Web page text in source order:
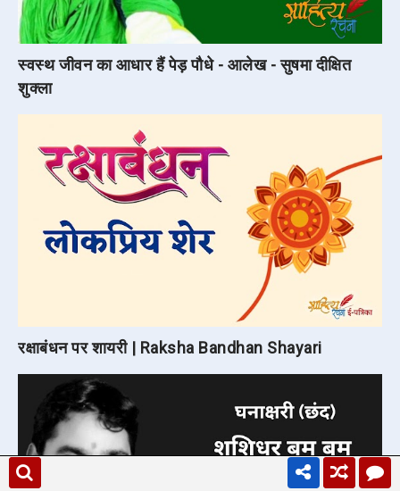
स्वस्थ जीवन का आधार हैं पेड़ पौधे - आलेख - सुषमा दीक्षित
शुक्ला
रक्षाबंधन पर शायरी | Raksha Bandhan Shayari